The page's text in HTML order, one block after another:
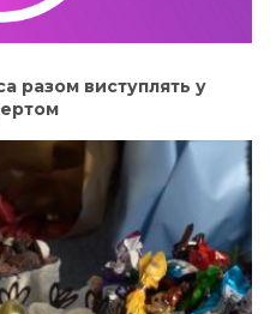
разом виступлять у